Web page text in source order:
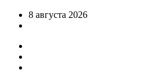
Перейти8 августа 2026